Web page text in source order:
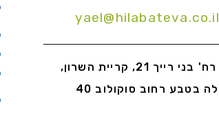
yael@hilabateva.co.il
כתובת: רח' בני רייך 21, קריית השרון,
חנות הילה בטבע רחוב סוקולוב 40